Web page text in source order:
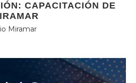
CAPACITACIÓN DE
Miramar